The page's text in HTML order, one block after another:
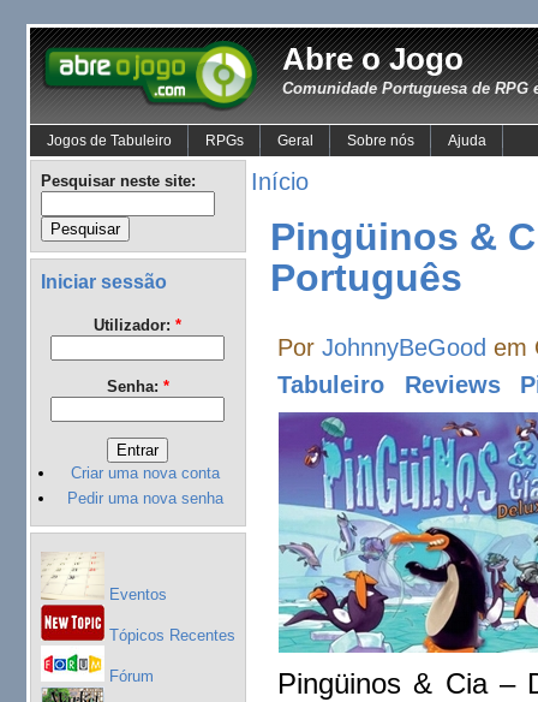
Abre o Jogo
Comunidade Portuguesa de RPG
Jogos de Tabuleiro RPGs Geral Sobre nós Ajuda
Pesquisar neste site:
Iniciar sessão
Utilizador: *
Senha: *
Criar uma nova conta
Pedir uma nova senha
Eventos
Tópicos Recentes
Fórum
Início
Pingüinos &
Português
PorJohnnyBeGood em
Tabuleiro
Reviews
Pingüinos & Cia –